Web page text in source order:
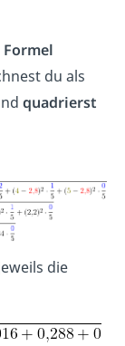
Formel
du als
quadrierst
die